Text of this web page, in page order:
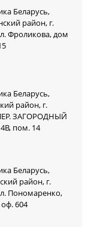
Беларусь,
район, г.
Фроликова, дом
Беларусь,
район, г.
ЗАГОРОДНЫЙ
пом. 14
Беларусь,
район, г.
Пономаренко,
604